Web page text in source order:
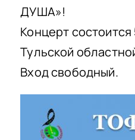
ДУША»!
Концерт состоится
Тульской
Вход свободный.